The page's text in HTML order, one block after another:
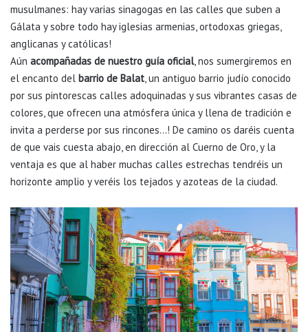
musulmanes: hay varias sinagogas en las calles que suben a
Gálata y sobre todo hay iglesias armenias, ortodoxas griegas,
anglicanas y católicas!
Aún acompañadas de nuestro guía oficial, nos sumergiremos en
el encanto del barrio de Balat, un antiguo barrio judío conocido
por sus pintorescas calles adoquinadas y sus vibrantes casas de
colores, que ofrecen una atmósfera única y llena de tradición e
invita a perderse por sus rincones…! De camino os daréis cuenta
de que vais cuesta abajo, en dirección al Cuerno de Oro, y la
ventaja es que al haber muchas calles estrechas tendréis un
horizonte amplio y veréis los tejados y azoteas de la ciudad.